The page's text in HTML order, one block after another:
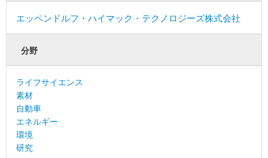
エッペンドルフ・ハイマック・テクノロジーズ株式会社
分野
ライフサイエンス
素材
自動車
エネルギー
環境
研究